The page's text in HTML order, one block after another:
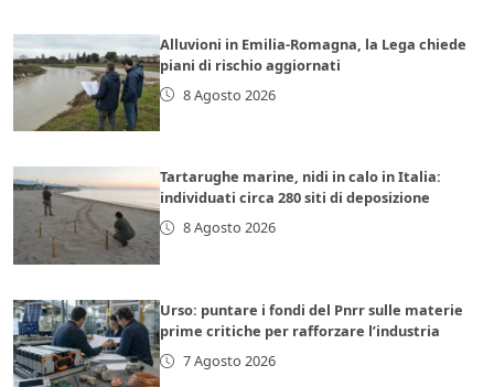
Alluvioni in Emilia-Romagna, la Lega chiede
piani di rischio aggiornati
8 Agosto 2026
Tartarughe marine, nidi in calo in Italia:
individuati circa 280 siti di deposizione
8 Agosto 2026
Urso: puntare i fondi del Pnrr sulle materie
prime critiche per rafforzare l’industria
7 Agosto 2026